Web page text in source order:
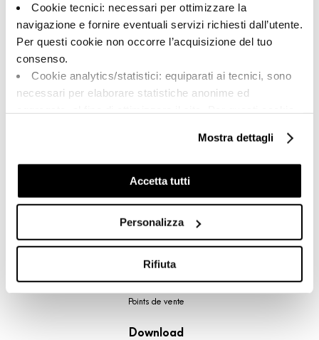
Cookie tecnici: necessari per ottimizzare la
navigazione e fornire eventuali servizi richiesti dall’utente.
Per questi cookie non occorre l’acquisizione del tuo
consenso.
Cookie analytics/statistici: equiparati ai tecnici, sono
necessari per elaborare statistiche anonime ed
Cookie di profilazione/marketing: sono utilizzati, solo
previo tuo consenso, per esaminare le tue abitudini di
navigazione e mostrarti quindi avvisi pubblicitari mirati, in
linea con le tue preferenze.
cookie di profilazione, selezionando uno dei bottoni sotto
riportati. Puoi avere maggiori dettagli visionando
l’Informativa estesa cookie. La chiusura del presente
banner comporterà il permanere dei soli cookie tecnici ed
analytics, per i quali non occorre il tuo consenso. Potrai
accedendo al link presente nel footer.
Mostra dettagli
Accetta tutti
Personalizza
Rifiuta
Via Vittorio Veneto, 13 - 40026 Imola (BO)
Imola
Brand
Company
Su di noi
Faq
Contacts
Points de vente
Download